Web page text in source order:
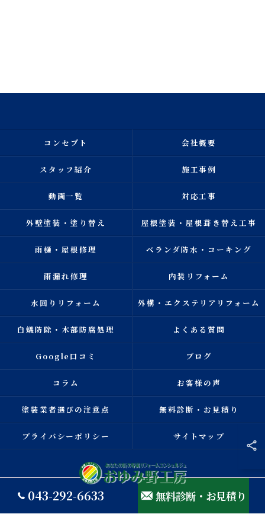
043-292-6633 無料診断・お見積り
コンセプト 会社概要
スタッフ紹介 施工事例
動画一覧 対応工事
外壁塗装・塗り替え 屋根塗装・屋根葺き替え工事
雨樋・屋根修理 ベランダ防水・コーキング
雨漏れ修理 内装リフォーム
水回りリフォーム 外構・エクステリアリフォーム
白蟻防除・木部防腐処理 よくある質問
Google口コミ ブログ
コラム お客様の声
塗装業者選びの注意点 無料診断・お見積り
プライバシーポリシー サイトマップ
© 2026 千葉県千葉市の外壁塗装ならおゆみ野工房 ALL RIGHTS RESERVED.